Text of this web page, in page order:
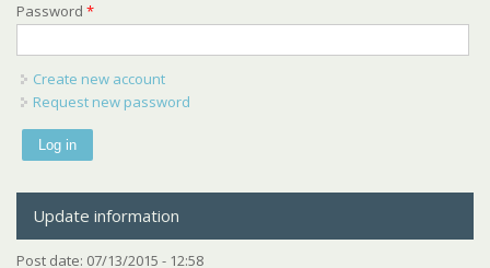
Password *
Create new account
Request new password
Update information
Post date: 07/13/2015 - 12:58